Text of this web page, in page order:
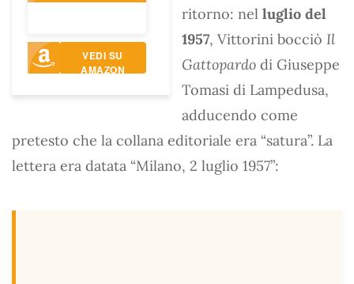
VEDI SU
AMAZON
ritorno: nel luglio del
1957, Vittorini bocciò Il
Gattopardo di Giuseppe
Tomasi di Lampedusa,
adducendo come
pretesto che la collana editoriale era “satura”. La
lettera era datata “Milano, 2 luglio 1957”: